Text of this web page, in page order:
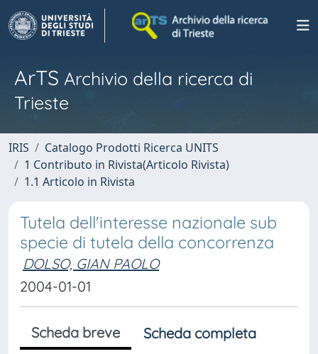
ArTS Archivio della ricerca di
Trieste
IRIS
Catalogo Prodotti Ricerca UNITS
1 Contributo in Rivista(Articolo Rivista)
1.1 Articolo in Rivista
Tutela dell'interesse nazionale sub
specie di tutela della concorrenza
DOLSO, GIAN PAOLO
2004-01-01
Scheda breve Scheda completa